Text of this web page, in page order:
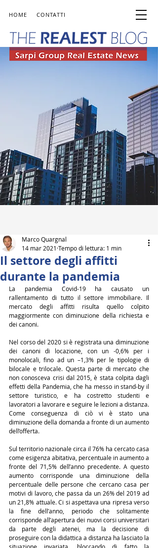
HOME CONTATTI
Il settore degli affitti
durante la pandemia
Marco Quargnal
14 mar 2021 Tempo di lettura: 1 min
La pandemia Covid-19 ha causato un
rallentamento di tutto il settore immobiliare. Il
mercato degli affitti risulta quello colpito
maggiormente con diminuzione della richiesta e
dei canoni.
Nel corso del 2020 si è registrata una diminuzione
dei canoni di locazione, con un -0,6% per i
monolocali, fino ad un –1,3% per le tipologie di
bilocale e trilocale. Questa parte di mercato che
non conosceva crisi dal 2015, è stata colpita dagli
effetti della Pandemia, che ha messo in stand-by il
settore turistico, e ha costretto studenti e
lavoratori a lavorare e seguire le lezioni a distanza.
Come conseguenza di ciò vi è stato una
diminuzione della domanda a fronte di un aumento
dell’offerta.
Sul territorio nazionale circa il 76% ha cercato casa
come esigenza abitativa, percentuale in aumento a
fronte del 71,5% dell’anno precedente. A questo
aumento corrisponde una diminuzione della
percentuale delle persone che cercano casa per
motivi di lavoro, che passa da un 26% del 2019 ad
un 21,8% attuale. Ci si aspettava una ripresa verso
la fine dell’anno, periodo che solitamente
corrisponde all’apertura dei nuovi corsi universitari
da parte degli atenei, ma la decisione di
proseguire con la didattica a distanza ha lasciato la